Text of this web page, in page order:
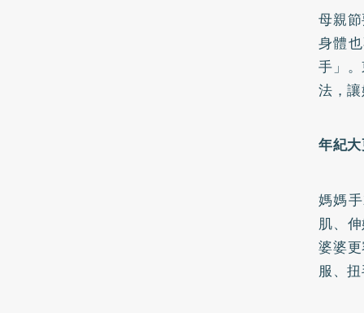
母親
身體
手」
法，
年紀
媽媽
肌、
婆婆
服、